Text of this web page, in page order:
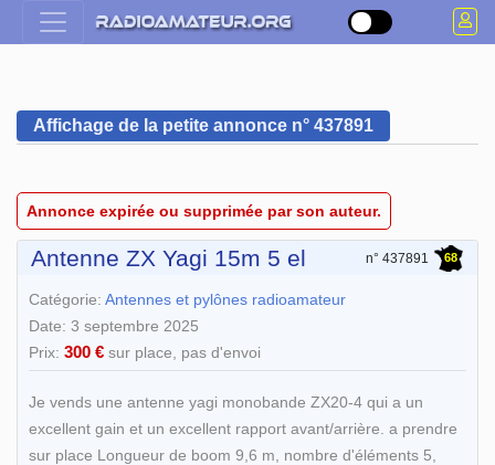
Affichage de la petite annonce n° 437891
Annonce expirée ou supprimée par son auteur.
Antenne ZX Yagi 15m 5 el n° 437891 68
Catégorie: Antennes et pylônes radioamateur
Date: 3 septembre 2025
Prix: 300 € sur place, pas d'envoi
Je vends une antenne yagi monobande ZX20-4 qui a un
excellent gain et un excellent rapport avant/arrière. a prendre
sur place Longueur de boom 9,6 m, nombre d'éléments 5,